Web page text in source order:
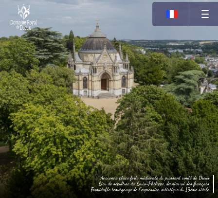
Domaine
Royal
de
Dreux
Ancienne place forte médiévale du puissant comté de Dreux
Lieu de sépulture de Louis-Philippe, dernier roi des français
Formidable témoignage de l’expression artistique du 19ème siècle